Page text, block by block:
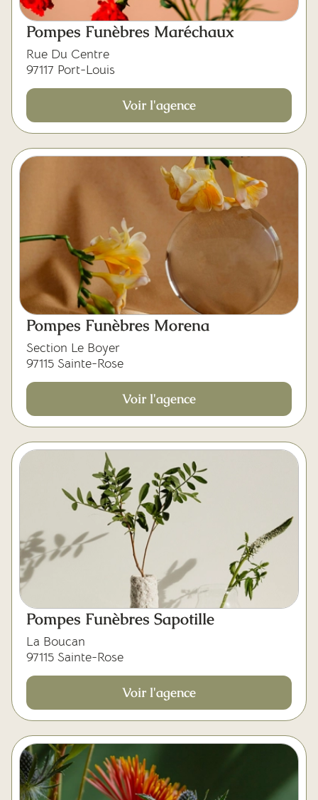
Pompes Funèbres Maréchaux
Rue Du Centre
97117 Port-Louis
Voir l'agence
Pompes Funèbres Morena
Section Le Boyer
97115 Sainte-Rose
Voir l'agence
Pompes Funèbres Sapotille
La Boucan
97115 Sainte-Rose
Voir l'agence